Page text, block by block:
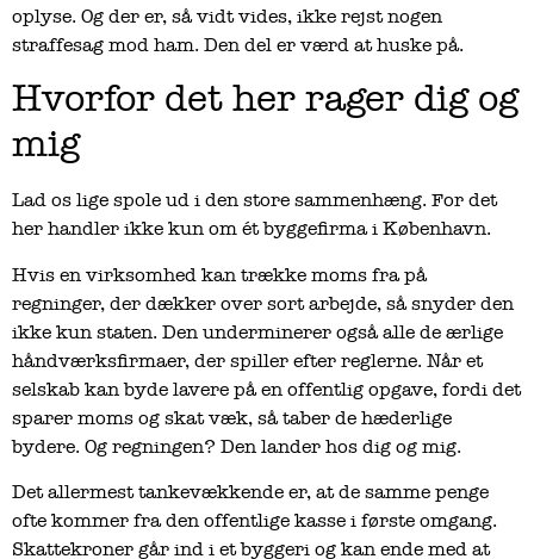
oplyse. Og der er, så vidt vides, ikke rejst nogen
straffesag mod ham. Den del er værd at huske på.
Hvorfor det her rager dig og
mig
Lad os lige spole ud i den store sammenhæng. For det
her handler ikke kun om ét byggefirma i København.
Hvis en virksomhed kan trække moms fra på
regninger, der dækker over sort arbejde, så snyder den
ikke kun staten. Den underminerer også alle de ærlige
håndværksfirmaer, der spiller efter reglerne. Når et
selskab kan byde lavere på en offentlig opgave, fordi det
sparer moms og skat væk, så taber de hæderlige
bydere. Og regningen? Den lander hos dig og mig.
Det allermest tankevækkende er, at de samme penge
ofte kommer fra den offentlige kasse i første omgang.
Skattekroner går ind i et byggeri og kan ende med at